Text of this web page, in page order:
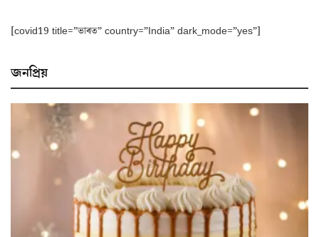
[covid19 title=”ভাৰত” country=”India” dark_mode=”yes”]
জনপ্ৰিয়